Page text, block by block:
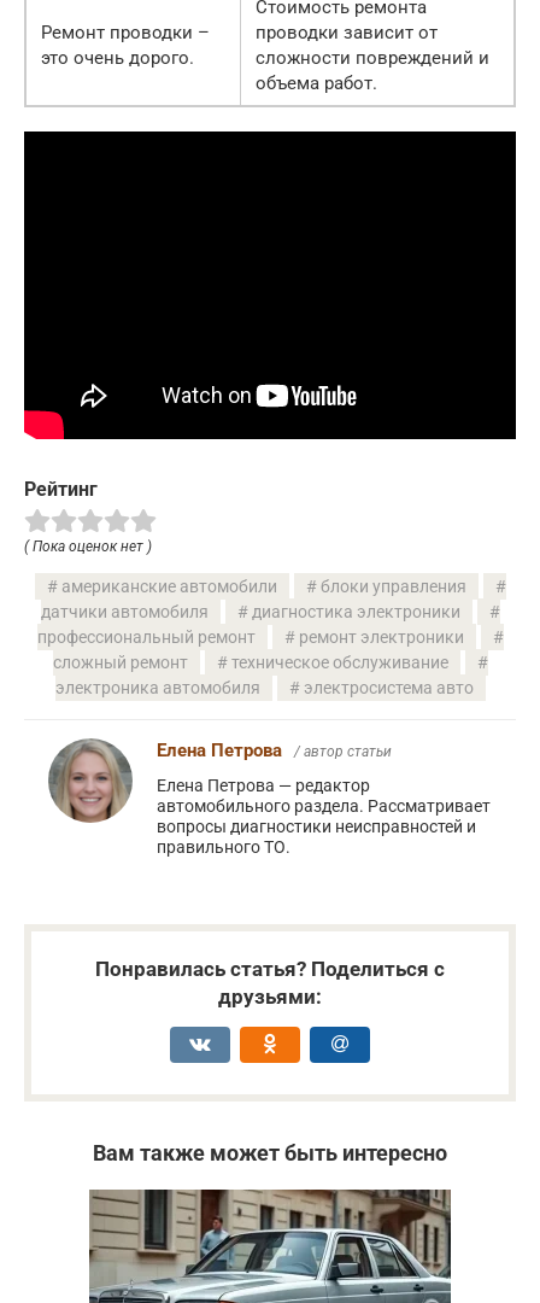
Ремонт проводки –
это очень дорого.
Стоимость ремонта
проводки зависит от
сложности повреждений и
объема работ.
Рейтинг
( Пока оценок нет )
американские автомобили
блоки управления
датчики автомобиля
диагностика электроники
профессиональный ремонт
ремонт электроники
сложный ремонт
техническое обслуживание
электроника автомобиля
электросистема авто
Елена Петрова / автор статьи
Елена Петрова — редактор
автомобильного раздела. Рассматривает
вопросы диагностики неисправностей и
правильного ТО.
Понравилась статья? Поделиться с
друзьями:
Вам также может быть интересно